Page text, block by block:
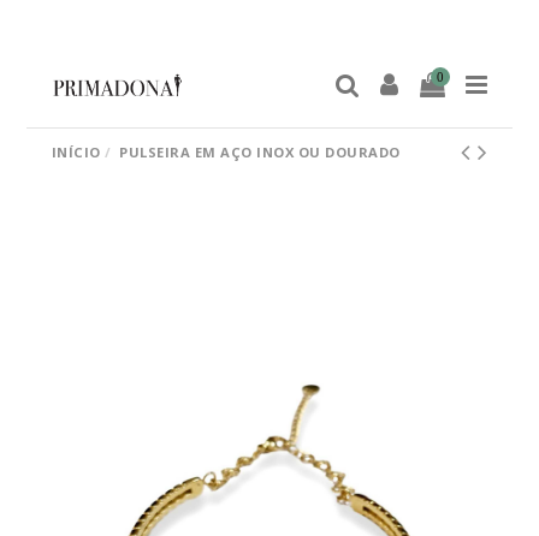
0
INÍCIO PULSEIRA EM AÇO INOX OU DOURADO